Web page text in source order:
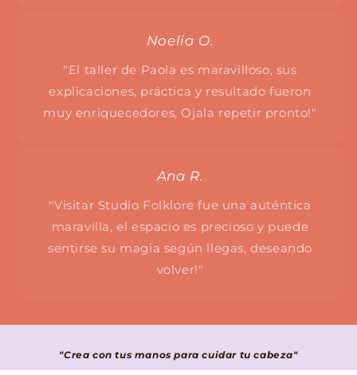
Noelia O.
"El taller de Paola es maravilloso, sus
explicaciones, práctica y resultado fueron
muy enriquecedores, Ojala repetir pronto!"
Ana R.
"Visitar Studio Folklore fue una auténtica
maravilla, el espacio es precioso y puede
sentirse su magia según llegas, deseando
volver!"
"Crea con tus manos para cuidar tu cabeza"